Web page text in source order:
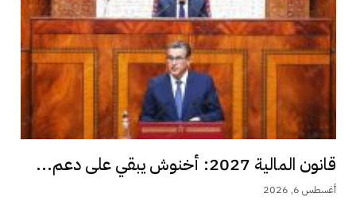
قانون المالية 2027: أخنوش يبقي على دعم...
أغسطس 6, 2026